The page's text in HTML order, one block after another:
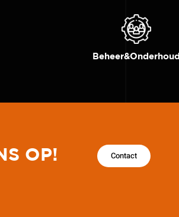
Beheer&onderhoud
OP! Contact